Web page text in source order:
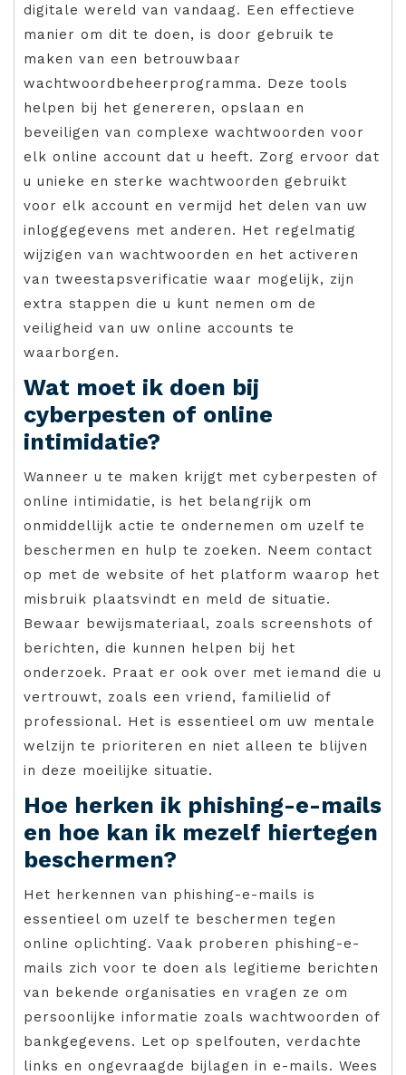
digitale wereld van vandaag. Een effectieve
manier om dit te doen, is door gebruik te
maken van een betrouwbaar
wachtwoordbeheerprogramma. Deze tools
helpen bij het genereren, opslaan en
beveiligen van complexe wachtwoorden voor
elk online account dat u heeft. Zorg ervoor dat
u unieke en sterke wachtwoorden gebruikt
voor elk account en vermijd het delen van uw
inloggegevens met anderen. Het regelmatig
wijzigen van wachtwoorden en het activeren
van tweestapsverificatie waar mogelijk, zijn
extra stappen die u kunt nemen om de
veiligheid van uw online accounts te
waarborgen.
Wat moet ik doen bij
cyberpesten of online
intimidatie?
Wanneer u te maken krijgt met cyberpesten of
online intimidatie, is het belangrijk om
onmiddellijk actie te ondernemen om uzelf te
beschermen en hulp te zoeken. Neem contact
op met de website of het platform waarop het
misbruik plaatsvindt en meld de situatie.
Bewaar bewijsmateriaal, zoals screenshots of
berichten, die kunnen helpen bij het
onderzoek. Praat er ook over met iemand die u
vertrouwt, zoals een vriend, familielid of
professional. Het is essentieel om uw mentale
welzijn te prioriteren en niet alleen te blijven
in deze moeilijke situatie.
Hoe herken ik phishing-e-mails
en hoe kan ik mezelf hiertegen
beschermen?
Het herkennen van phishing-e-mails is
essentieel om uzelf te beschermen tegen
online oplichting. Vaak proberen phishing-e-
mails zich voor te doen als legitieme berichten
van bekende organisaties en vragen ze om
persoonlijke informatie zoals wachtwoorden of
bankgegevens. Let op spelfouten, verdachte
links en ongevraagde bijlagen in e-mails. Wees